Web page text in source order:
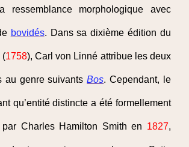
morphologique avec
bovidés. Dans sa dixième édition du
(1758), Carl von Linné attribue les deux
au genre suivantsBos. Cependant, le
qu’entité distincte a été formellement
Charles Hamilton Smith en 1827,